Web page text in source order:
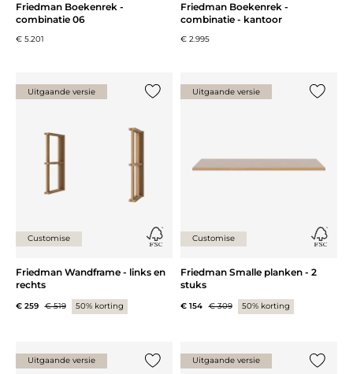
Friedman Boekenrek -
combinatie 06
€ 5.201
Friedman Boekenrek -
combinatie - kantoor
€ 2.995
Uitgaande versie
Customise
Friedman Wandframe - links en
rechts
€ 259 € 519 50% korting
Uitgaande versie
Customise
Friedman Smalle planken - 2
stuks
€ 154 € 309 50% korting
Uitgaande versie Uitgaande versie